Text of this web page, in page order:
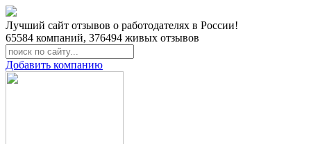
Лучший сайт отзывов о работодателях в России!
65584 компаний, 376494 живых отзывов
Добавить компанию